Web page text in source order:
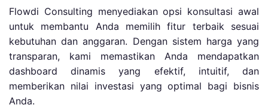
Flowdi Consulting menyediakan opsi konsultasi awal
untuk membantu Anda memilih fitur terbaik sesuai
kebutuhan dan anggaran. Dengan sistem harga yang
transparan, kami memastikan Anda mendapatkan
dashboard dinamis yang efektif, intuitif, dan
memberikan nilai investasi yang optimal bagi bisnis
Anda.